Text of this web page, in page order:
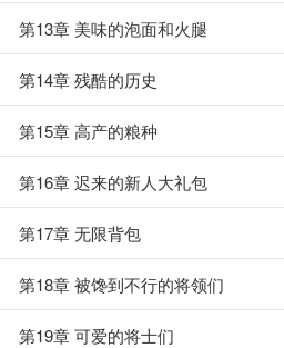
第13章 美味的泡面和火腿
第14章 残酷的历史
第15章 高产的粮种
第16章 迟来的新人大礼包
第17章 无限背包
第18章 被馋到不行的将领们
第19章 可爱的将士们